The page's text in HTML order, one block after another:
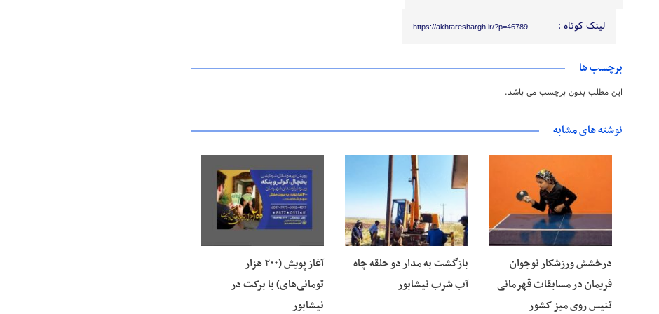
لینک کوتاه : https://akhtareshargh.ir/?p=46789
برچسب ها
این مطلب بدون برچسب می باشد.
نوشته های مشابه
درخشش ورزشکار نوجوان
فریمان در مسابقات قهرمانی
تنیس روی میز کشور
۱۶ مرداد ۱۴۰۵
بازگشت به مدار دو حلقه چاه
آب شرب نیشابور
آغاز پویش (۲۰۰ هزار
تومانی‌های) با برکت در
نیشابور